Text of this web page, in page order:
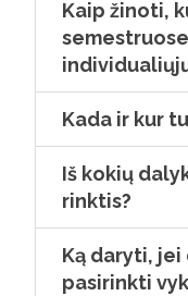
Kaip žinoti,
Kada ir kur
Iš kokių
rinktis?
Ką daryti,
pasirinkti